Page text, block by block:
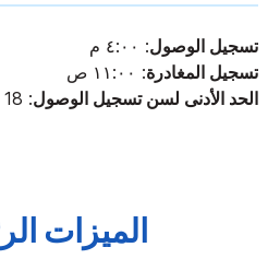
تسجيل الوصول: ٤:٠٠ م
تسجيل المغادرة: ١١:٠٠ ص
الحد الأدنى لسن تسجيل الوصول: 18
الميزات